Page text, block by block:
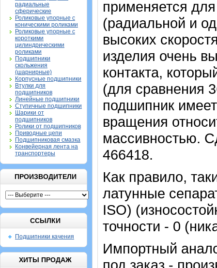
радиальные
сферические
Роликовые упорные с
коническими роликами
Роликовые упорные с
короткими
цилиндрическими
роликами
Подшипники
скольжения
(шарнирные)
Корпусные подшипники
Втулки для
подшипников
Линейные подшипники
Ступичные подшипники
Шарики от
подшипников
Ролики от подшипников
Приводные цепи
Подшипниковая смазка
Конвейерная лента на
транспортеры
ПРОИЗВОДИТЕЛИ
ССЫЛКИ
Подшипники качения
ХИТЫ ПРОДАЖ
применяется
(радиальной и
высоких
изделия очень
контакта,
(для сравнения
подшипник
вращения
массивностью.
466418.
Как правило,
латунные
ISO)
точности - 0
Импортный